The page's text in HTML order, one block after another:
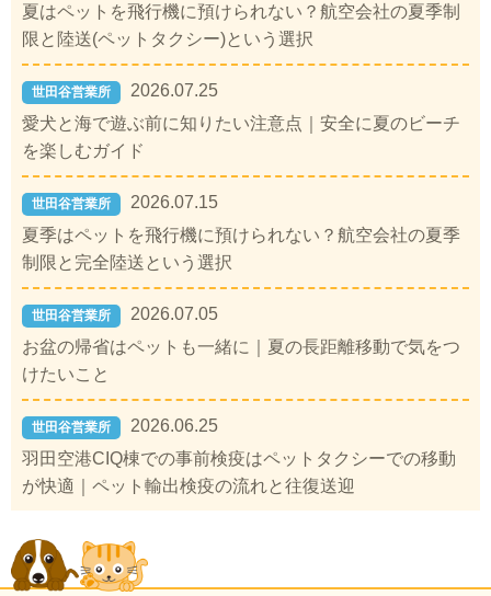
夏はペットを飛行機に預けられない？航空会社の夏季制
限と陸送(ペットタクシー)という選択
世田谷営業所
2026.07.25
愛犬と海で遊ぶ前に知りたい注意点｜安全に夏のビーチ
を楽しむガイド
世田谷営業所
2026.07.15
夏季はペットを飛行機に預けられない？航空会社の夏季
制限と完全陸送という選択
世田谷営業所
2026.07.05
お盆の帰省はペットも一緒に｜夏の長距離移動で気をつ
けたいこと
世田谷営業所
2026.06.25
羽田空港CIQ棟での事前検疫はペットタクシーでの移動
が快適｜ペット輸出検疫の流れと往復送迎